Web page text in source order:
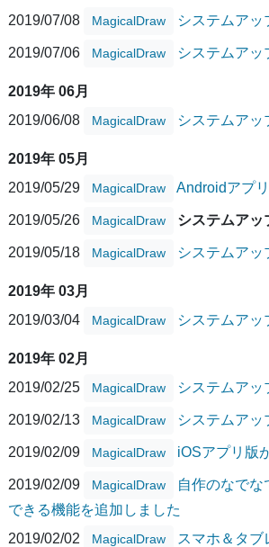
2019/07/08
MagicalDraw システムアッ
2019/07/06 MagicalDraw システムアッ
2019年 06月
2019/06/08
MagicalDraw システムアッ
2019年 05月
2019/05/29
MagicalDraw Androidアプ
2019/05/26 MagicalDraw システムアッ
2019/05/18 MagicalDraw システムアッ
2019年 03月
2019/03/04
MagicalDraw システムアッ
2019年 02月
2019/02/25
MagicalDraw システムアッ
2019/02/13 MagicalDraw システムアッ
2019/02/09 MagicalDraw iOSアプリ版
2019/02/09 MagicalDraw
自作のなでな
できる機能を追加しました
2019/02/02
MagicalDraw
スマホ＆タブ